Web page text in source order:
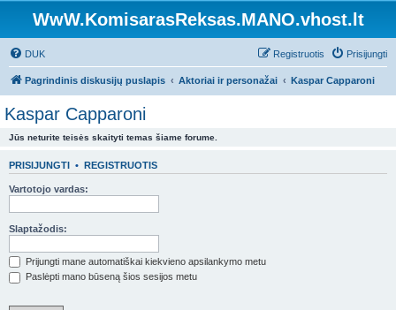
WwW.KomisarasReksas.MANO.vhost.lt
DUK Prisijungti
Registruotis
Pagrindinis diskusijų puslapis Aktoriai ir personažai Kaspar Capparoni
Kaspar Capparoni
Jūs neturite teisės skaityti temas šiame forume.
PRISIJUNGTI • REGISTRUOTIS
Vartotojo vardas:
Slaptažodis:
Prijungti mane automatiškai kiekvieno apsilankymo metu
Paslėpti mano būseną šios sesijos metu